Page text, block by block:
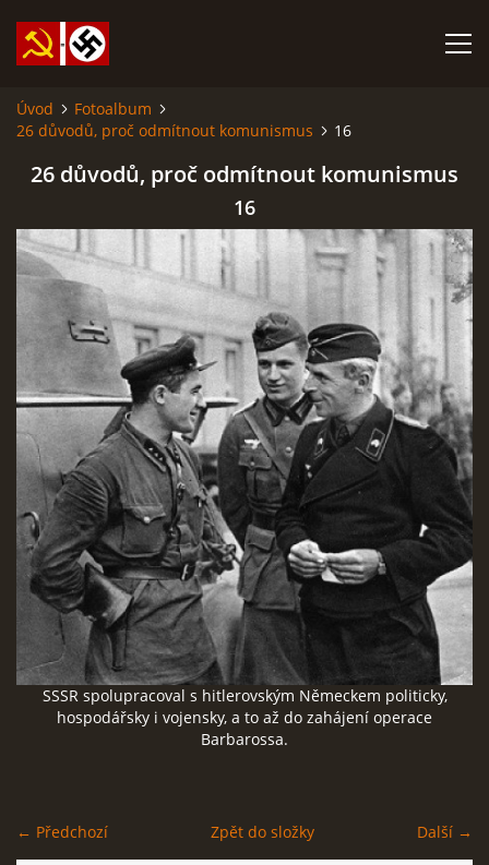
SABATINA JAMES O ISLÁMU A DALŠÍ DŮLEŽITÉ TEXTY
ANARCHISMUS A NEOMARXISMUS
KOMUNISMUS
NACIONÁLNÍ SOCIALISMUS
PROPAGAČNÍ MATERIÁLY A DALŠÍ
SOCIÁLNÍ SÍTĚ
© 2026 eStránky.cz |
Úvod
Fotoalbum
26 důvodů, proč odmítnout komunismus
16
26 důvodů, proč odmítnout komunismus
16
SSSR spolupracoval s hitlerovským Německem politicky,
hospodářsky i vojensky, a to až do zahájení operace
Barbarossa.
← Předchozí Další →
Zpět do složky